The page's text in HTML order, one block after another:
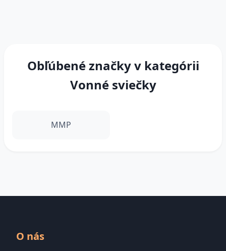
Obľúbené značky v kategórii
Vonné sviečky
MMP
O nás